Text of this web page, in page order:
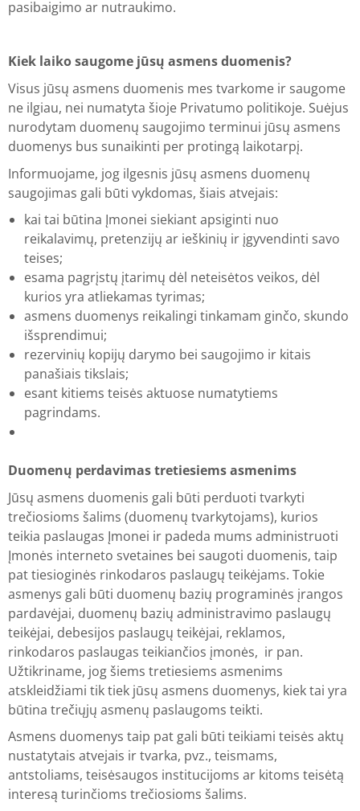
pasibaigimo ar nutraukimo.
Kiek laiko saugome jūsų asmens duomenis?
Visus jūsų asmens duomenis mes tvarkome ir saugome
ne ilgiau, nei numatyta šioje Privatumo politikoje. Suėjus
nurodytam duomenų saugojimo terminui jūsų asmens
duomenys bus sunaikinti per protingą laikotarpį.
Informuojame, jog ilgesnis jūsų asmens duomenų
saugojimas gali būti vykdomas, šiais atvejais:
kai tai būtina Įmonei siekiant apsiginti nuo
reikalavimų, pretenzijų ar ieškinių ir įgyvendinti savo
teises;
esama pagrįstų įtarimų dėl neteisėtos veikos, dėl
kurios yra atliekamas tyrimas;
asmens duomenys reikalingi tinkamam ginčo, skundo
išsprendimui;
rezervinių kopijų darymo bei saugojimo ir kitais
panašiais tikslais;
esant kitiems teisės aktuose numatytiems
pagrindams.
Duomenų perdavimas tretiesiems asmenims
Jūsų asmens duomenis gali būti perduoti tvarkyti
trečiosioms šalims (duomenų tvarkytojams), kurios
teikia paslaugas Įmonei ir padeda mums administruoti
Įmonės interneto svetaines bei saugoti duomenis, taip
pat tiesioginės rinkodaros paslaugų teikėjams. Tokie
asmenys gali būti duomenų bazių programinės įrangos
pardavėjai, duomenų bazių administravimo paslaugų
teikėjai, debesijos paslaugų teikėjai, reklamos,
rinkodaros paslaugas teikiančios įmonės, ir pan.
Užtikriname, jog šiems tretiesiems asmenims
atskleidžiami tik tiek jūsų asmens duomenys, kiek tai yra
būtina trečiųjų asmenų paslaugoms teikti.
Asmens duomenys taip pat gali būti teikiami teisės aktų
nustatytais atvejais ir tvarka, pvz., teismams,
antstoliams, teisėsaugos institucijoms ar kitoms teisėtą
interesą turinčioms trečiosioms šalims.